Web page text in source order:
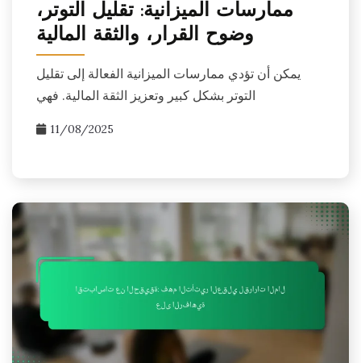
ممارسات الميزانية: تقليل التوتر،
وضوح القرار، والثقة المالية
يمكن أن تؤدي ممارسات الميزانية الفعالة إلى تقليل
التوتر بشكل كبير وتعزيز الثقة المالية. فهي
11/08/2025